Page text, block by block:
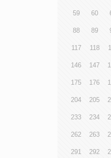
59 60
88 89
117 118
146 147
175 176
204 205
233 234
262 263
291 292